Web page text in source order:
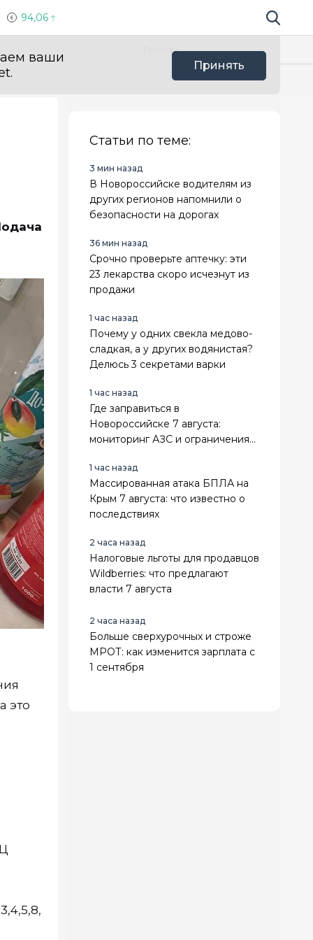
94,06 Поиск по
ваши
Принять
Польза
это
Статьи по теме:
3 мин назад
В Новороссийске водителям из
других регионов напомнили о
безопасности на дорогах
36 мин назад
Срочно проверьте аптечку: эти
23 лекарства скоро исчезнут из
продажи
1 час назад
Почему у одних свекла медово-
сладкая, а у других водянистая?
Делюсь 3 секретами варки
1 час назад
Где заправиться в
Новороссийске 7 августа:
мониторинг АЗС и ограничения
1 час назад
Массированная атака БПЛА на
Крым 7 августа: что известно о
последствиях
2 часа назад
Налоговые льготы для продавцов
Wildberries: что предлагают
власти 7 августа
2 часа назад
Больше сверхурочных и строже
МРОТ: как изменится зарплата с
1 сентября